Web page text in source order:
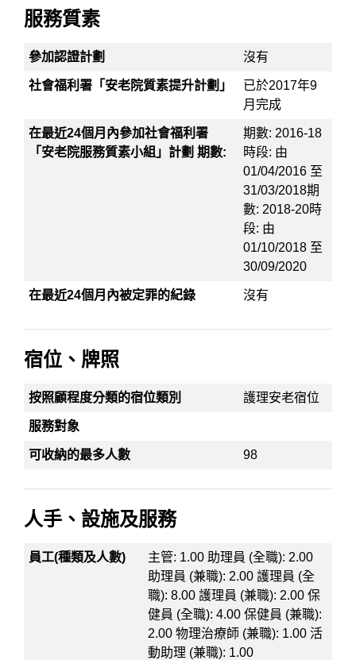
服務質素
參加認證計劃 沒有
社會福利署「安老院質素提升計劃」
已於2017年9
月完成
在最近24個月內參加社會福利署
「安老院服務質素小組」計劃 期數:
期數: 2016-18
時段: 由
01/04/2016 至
31/03/2018期
數: 2018-20時
段: 由
01/10/2018 至
30/09/2020
在最近24個月內被定罪的紀錄 沒有
宿位、牌照
按照顧程度分類的宿位類別 護理安老宿位
服務對象
可收納的最多人數 98
人手、設施及服務
員工(種類及人數)
主管: 1.00 助理員 (全職): 2.00
助理員 (兼職): 2.00 護理員 (全
職): 8.00 護理員 (兼職): 2.00 保
健員 (全職): 4.00 保健員 (兼職):
2.00 物理治療師 (兼職): 1.00 活
動助理 (兼職): 1.00